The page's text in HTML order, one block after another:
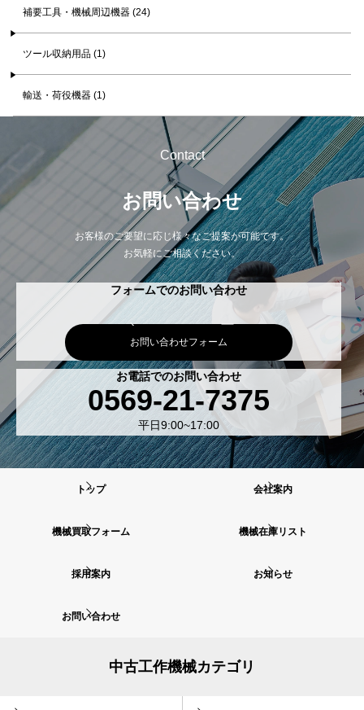
補要工具・機械周辺機器 (24)
ツール収納用品 (1)
輸送・荷役機器 (1)
Contact
お問い合わせ
お客様のご要望に応じ様々なご提案が可能です。
お気軽にご相談ください。
フォームでのお問い合わせ
お問い合わせフォーム
お電話でのお問い合わせ
0569-21-7375
平日9:00~17:00
トップ 会社案内
機械買取フォーム 機械在庫リスト
採用案内 お知らせ
お問い合わせ
中古工作機械カテゴリ